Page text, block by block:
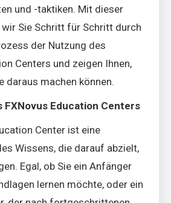
und -taktiken. Mit dieser
Sie Schritt für Schritt durch
der Nutzung des
Centers und zeigen Ihnen,
daraus machen können.
FXNovus Education Centers
Center ist eine
Wissens, die darauf abzielt,
Egal, ob Sie ein Anfänger
lernen möchte, oder ein